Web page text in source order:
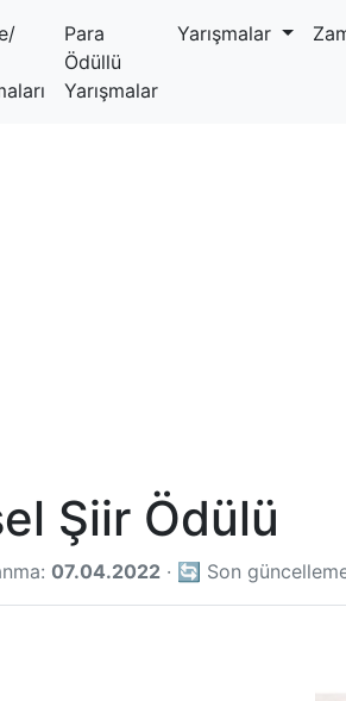
Para
Ödüllü
Yarışmalar
Yarışmalar
Şiir Ödülü
07.04.2022 · 🔄 Son